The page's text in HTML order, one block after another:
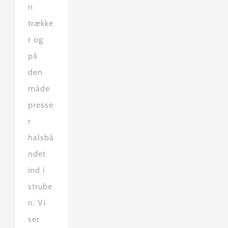
n
trække
r og
på
den
måde
presse
r
halsbå
ndet
ind i
strube
n. Vi
ser